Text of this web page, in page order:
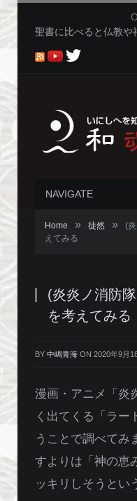
NAVIGATE
Home » 徒然 »
(
えてみる
(炎炎ノ消防
を考えてみる
BY 中嶋青海 ON 2020年9月
漫画・アニメ「炎
く出てくる「ラー
うことで調べてみ
すよりは「神の恵
ッキリしそうとい